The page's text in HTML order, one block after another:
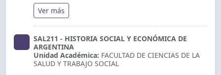
Ver más
SAL211 - HISTORIA SOCIAL Y ECONÓMICA DE
ARGENTINA
Unidad Académica: FACULTAD DE CIENCIAS DE LA
SALUD Y TRABAJO SOCIAL